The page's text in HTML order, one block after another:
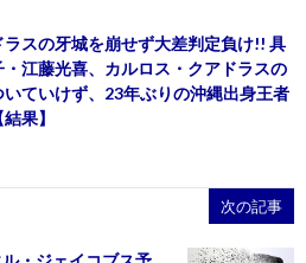
スの牙城を崩せず大差判定負け!! 具
江藤光喜、カルロス・クアドラスの
いていけず、23年ぶりの沖縄出身王者
果】
次の記事